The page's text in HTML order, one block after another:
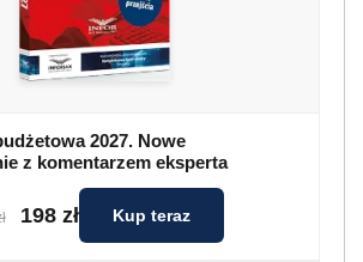
2027. Nowe
z komentarzem eksperta
198 zł Kup teraz